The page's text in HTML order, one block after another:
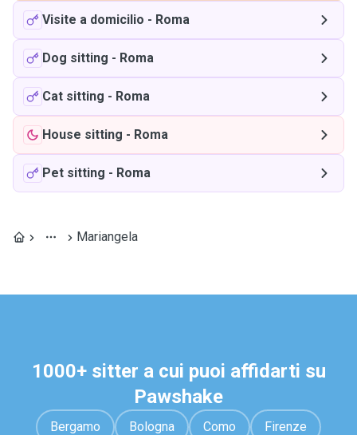
Visite a domicilio - Roma
Dog sitting - Roma
Cat sitting - Roma
House sitting - Roma
Pet sitting - Roma
Mariangela
1000+ sitter a cui puoi affidarti su
Pawshake
Bergamo Bologna Como Firenze